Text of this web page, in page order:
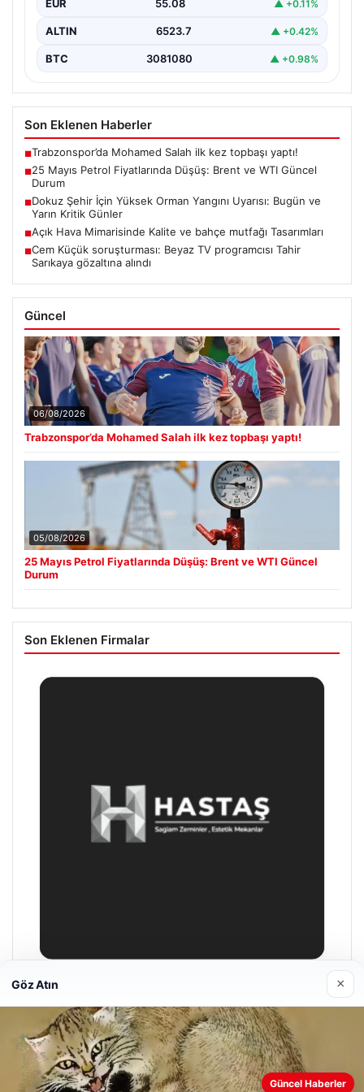
EUR 55.08 ▲ +0.11%
ALTIN 6523.7 ▲ +0.42%
BTC 3081080 ▲ +0.98%
Son Eklenen Haberler
■Trabzonspor’da Mohamed Salah ilk kez topbaşı yaptı!
■25 Mayıs Petrol Fiyatlarında Düşüş: Brent ve WTI Güncel
Durum
■Dokuz Şehir İçin Yüksek Orman Yangını Uyarısı: Bugün ve
Yarın Kritik Günler
■Açık Hava Mimarisinde Kalite ve bahçe mutfağı Tasarımları
■Cem Küçük soruşturması: Beyaz TV programcısı Tahir
Sarıkaya gözaltına alındı
Güncel
06/08/2026
Trabzonspor’da Mohamed Salah ilk kez topbaşı yaptı!
05/08/2026
25 Mayıs Petrol Fiyatlarında Düşüş: Brent ve WTI Güncel
Durum
Son Eklenen Firmalar
Enes Kaplan Avukatlık Bürosu
28/04/2026
Göz Atın ×
Güncel Haberler